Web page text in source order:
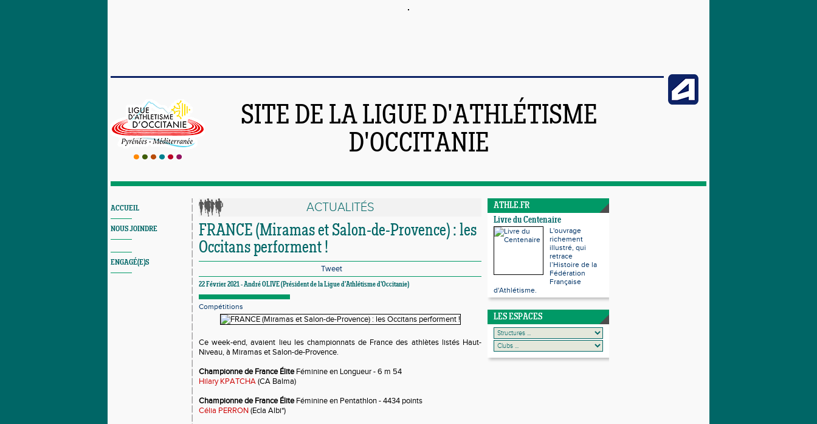
SITE DE LA LIGUE D'ATHLÉTISME
D'OCCITANIE
ACCUEIL
NOUS JOINDRE
ENGAGÉ(E)S
ACTUALITÉS
FRANCE (Miramas et Salon-de-Provence) : les
Occitans performent !
Tweet
22 Février 2021 - André OLIVE (Président de la Ligue d'Athlétisme d'Occitanie)
Compétitions
Ce week-end, avaient lieu les championnats de France des athlètes listés Haut-
Niveau, à Miramas et Salon-de-Provence.
Championne de France ÉliteFéminine en Longueur - 6 m 54
Hilary KPATCHA(CA Balma)
Championne de France ÉliteFéminine en Pentathlon - 4434 points
Célia PERRON(Ecla Albi*)
ATHLE.FR
Livre du Centenaire
L'ouvrage
richement
illustré, qui
retrace
l’Histoire de la
Fédération
Française
d'Athlétisme.
LES ESPACES